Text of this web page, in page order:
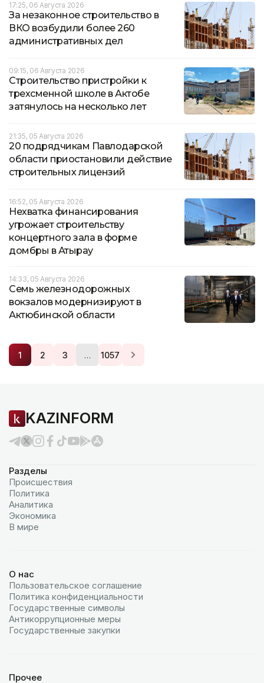
17:25, 06 Августа 2026
За незаконное строительство в
ВКО возбудили более 260
административных дел
09:15, 06 Августа 2026
Строительство пристройки к
трехсменной школе в Актобе
затянулось на несколько лет
21:35, 05 Августа 2026
20 подрядчикам Павлодарской
области приостановили действие
строительных лицензий
16:52, 05 Августа 2026
Нехватка финансирования
угрожает строительству
концертного зала в форме
домбры в Атырау
14:33, 05 Августа 2026
Семь железнодорожных
вокзалов модернизируют в
Актюбинской области
1 2 3 … 1057
KAZINFORM
Разделы
Происшествия
Политика
Аналитика
Экономика
В мире
О нас
Пользовательское соглашение
Политика конфиденциальности
Государственные символы
Антикоррупционные меры
Государственные закупки
Прочее